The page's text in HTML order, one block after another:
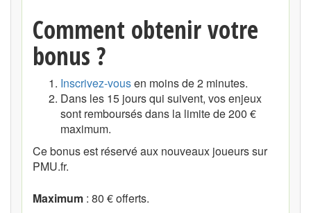
Comment obtenir votre
bonus ?
Inscrivez-vousen moins de 2 minutes.
Dans les 15 jours qui suivent, vos enjeux
sont remboursés dans la limite de 200 €
maximum.
Ce bonus est réservé aux nouveaux joueurs sur
PMU.fr.
Maximum : 80 € offerts.